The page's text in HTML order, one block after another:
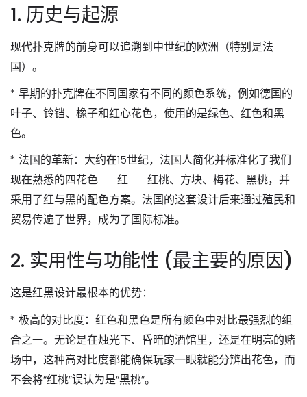
1. 历史与起源
现代扑克牌的前身可以追溯到中世纪的欧洲（特别是法
国）。
* 早期的扑克牌在不同国家有不同的颜色系统，例如德国的
叶子、铃铛、橡子和红心花色，使用的是绿色、红色和黑
色。
* 法国的革新：大约在15世纪，法国人简化并标准化了我们
现在熟悉的四花色——红——红桃、方块、梅花、黑桃，并
采用了红与黑的配色方案。法国的这套设计后来通过殖民和
贸易传遍了世界，成为了国际标准。
2. 实用性与功能性 (最主要的原因)
这是红黑设计最根本的优势：
* 极高的对比度：红色和黑色是所有颜色中对比最强烈的组
合之一。无论是在烛光下、昏暗的酒馆里，还是在明亮的赌
场中，这种高对比度都能确保玩家一眼就能分辨出花色，而
不会将“红桃”误认为是“黑桃”。